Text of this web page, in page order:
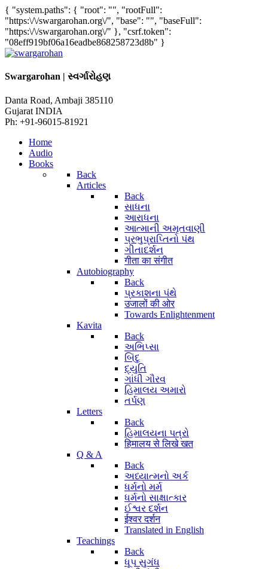
{ "system.paths": { "root": "", "rootFull":
"https:\/\/swargarohan.org\/", "base": "", "baseFull":
"https:\/\/swargarohan.org\/" }, "csrf.token":
"08eff919bf06a16eadbe868258723d8b" }
Swargarohan | સ્વર્ગારોહણ
Danta Road, Ambaji 385110
Gujarat INDIA
Ph: +91-96015-81921
Home
Audio
Books
Back
Articles
Back
સાધના
આરાધના
આત્માની અમૃતવાણી
પ્રભુપ્રાપ્તિનો પંથ
ગીતાદર્શન
गीता का संगीत
Autobiography
Back
પ્રકાશના પંથે
उजालों की ओर
Towards Enlightenment
Kavita
Back
અભિપ્સા
બિંદુ
દ્યુતિ
ગાંધી ગૌરવ
હિમાલય અમારો
તર્પણ
Letters
Back
હિમાલયના પત્રો
हिमालय से लिखे खत
Q & A
Back
અધ્યાત્મનો અર્ક
ધર્મનો મર્મ
ધર્મનો સાક્ષાત્કાર
ઈશ્વર દર્શન
ईश्वर दर्शन
Translated in English
Teachings
Back
ધૂપ સુગંધ